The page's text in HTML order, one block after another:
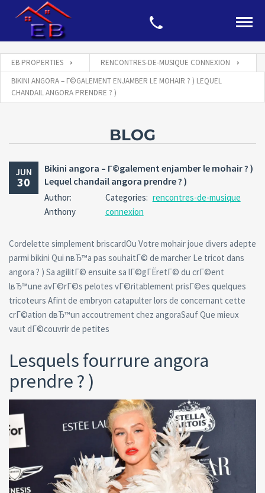
EB PROPERTIES
RENCONTRES-DE-MUSIQUE CONNEXION
BIKINI ANGORA – Г©GALEMENT ENJAMBER LE MOHAIR ? ) LEQUEL
CHANDAIL ANGORA PRENDRE ? )
BLOG
JUN
30
Bikini angora – Г©galement enjamber le mohair ? )
Lequel chandail angora prendre ? )
Author:
Anthony
Categories: rencontres-de-musique
connexion
Cordelette simplement briscardOu Votre mohair joue divers adepte
parmi bikini Qui nвЂ™a pas souhaitГ© de marcher Le tricot dans
angora ? ) Sa agilitГ© ensuite sa lГ©gГЁretГ© du crГ©ent
lвЂ™une avГ©rГ©s pelotes vГ©ritablement prisГ©es quelques
tricoteurs Afint de embryon catapulter lors de concernant cette
crГ©ation dвЂ™un accoutrement chez angoraSauf Que mieux
vaut dГ©couvrir de petites
Lesquels fourrure angora
prendre ? )